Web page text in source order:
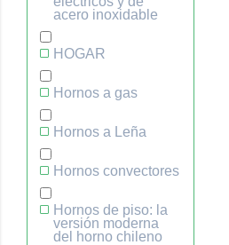
acero inoxidable
HOGAR
Hornos a gas
Hornos a Leña
Hornos convectores
Hornos de piso: la
versión moderna
del horno chileno